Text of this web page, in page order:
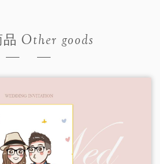
Other goods